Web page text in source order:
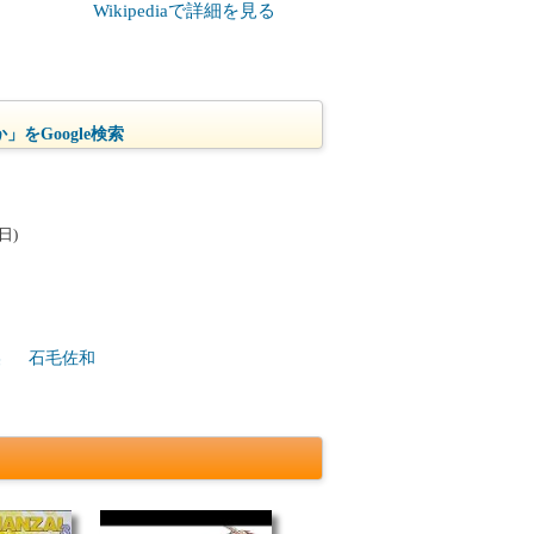
Wikipediaで詳細を見る
」をGoogle検索
)
石毛佐和